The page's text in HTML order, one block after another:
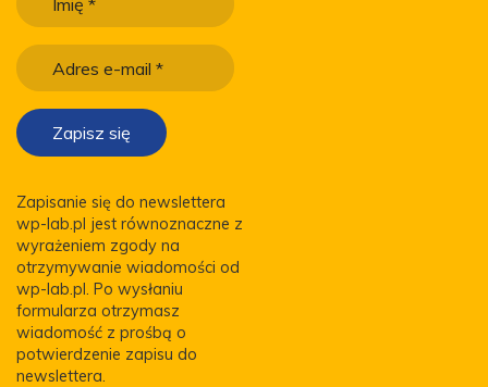
Zapisanie się do newslettera
wp-lab.pl jest równoznaczne z
wyrażeniem zgody na
otrzymywanie wiadomości od
wp-lab.pl. Po wysłaniu
formularza otrzymasz
wiadomość z prośbą o
potwierdzenie zapisu do
newslettera.